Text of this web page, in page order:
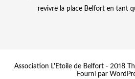
revivre la place Belfort en tant
Association L'Etoile de Belfort - 2018
Fourni par